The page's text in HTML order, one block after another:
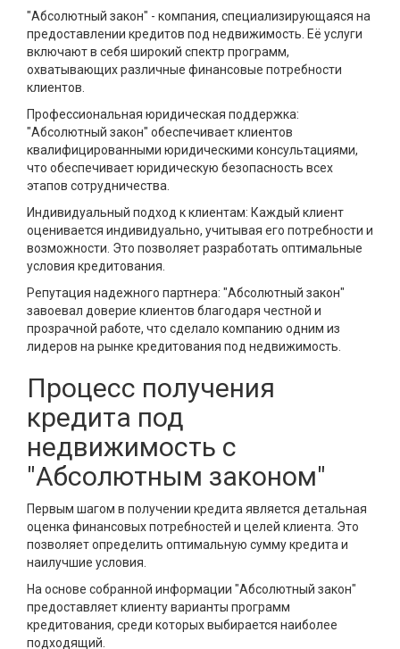
"Абсолютный закон" - компания, специализирующаяся на
предоставлении кредитов под недвижимость. Её услуги
включают в себя широкий спектр программ,
охватывающих различные финансовые потребности
клиентов.
Профессиональная юридическая поддержка:
"Абсолютный закон" обеспечивает клиентов
квалифицированными юридическими консультациями,
что обеспечивает юридическую безопасность всех
этапов сотрудничества.
Индивидуальный подход к клиентам: Каждый клиент
оценивается индивидуально, учитывая его потребности и
возможности. Это позволяет разработать оптимальные
условия кредитования.
Репутация надежного партнера: "Абсолютный закон"
завоевал доверие клиентов благодаря честной и
прозрачной работе, что сделало компанию одним из
лидеров на рынке кредитования под недвижимость.
Процесс получения
кредита под
недвижимость с
"Абсолютным законом"
Первым шагом в получении кредита является детальная
оценка финансовых потребностей и целей клиента. Это
позволяет определить оптимальную сумму кредита и
наилучшие условия.
На основе собранной информации "Абсолютный закон"
предоставляет клиенту варианты программ
кредитования, среди которых выбирается наиболее
подходящий.